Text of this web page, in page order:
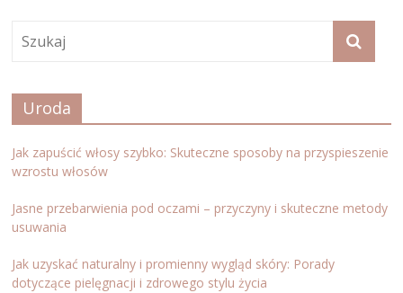
Uroda
Jak zapuścić włosy szybko: Skuteczne sposoby na przyspieszenie
wzrostu włosów
Jasne przebarwienia pod oczami – przyczyny i skuteczne metody
usuwania
Jak uzyskać naturalny i promienny wygląd skóry: Porady
dotyczące pielęgnacji i zdrowego stylu życia